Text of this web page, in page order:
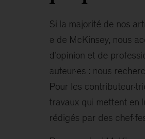
Si la majorité de nos
e de McKinsey, nous
d’opinion et de
auteur·es : nous
Pour les
travaux qui mettent en
rédigés par des